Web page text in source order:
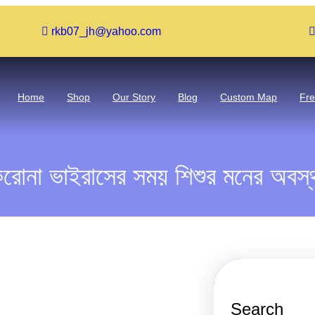
rkb07_jh@yahoo.com
Home Shop Our Story Blog Custom Map
ভাইরাসের সময় শিশুর মনের
Search